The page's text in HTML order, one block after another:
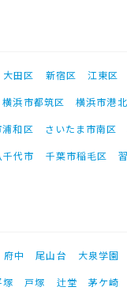
大田区 新宿区 江東区
横浜市都筑区 横浜市港
浦和区 さいたま市南区
千代市 千葉市稲毛区
府中 尾山台 大泉学園
塚 戸塚 辻堂 茅ケ崎